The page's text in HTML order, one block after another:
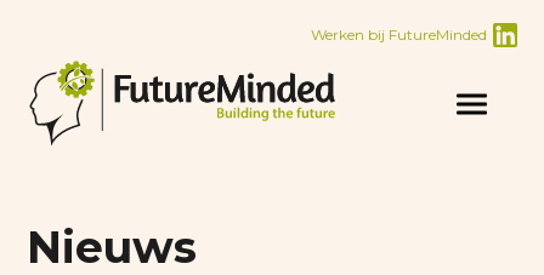
Werken bij FutureMinded
Nieuws